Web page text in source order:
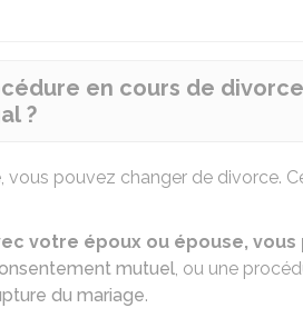
en cours de
?
pouvez changer de divorce.
votre époux ou épouse, vous
mutuel, ou une
du mariage.